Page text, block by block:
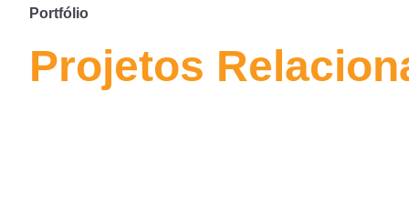
Portfólio
Projetos